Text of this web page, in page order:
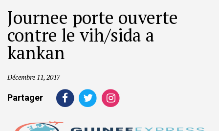
Journee porte ouverte
contre le vih/sida a
kankan
Décembre 11, 2017
Partager